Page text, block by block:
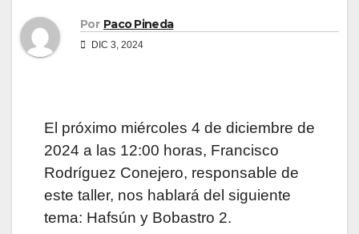
Por Paco Pineda
DIC 3, 2024
El próximo miércoles 4 de diciembre de
2024 a las 12:00 horas, Francisco
Rodríguez Conejero, responsable de
este taller, nos hablará del siguiente
tema: Hafsún y Bobastro 2.